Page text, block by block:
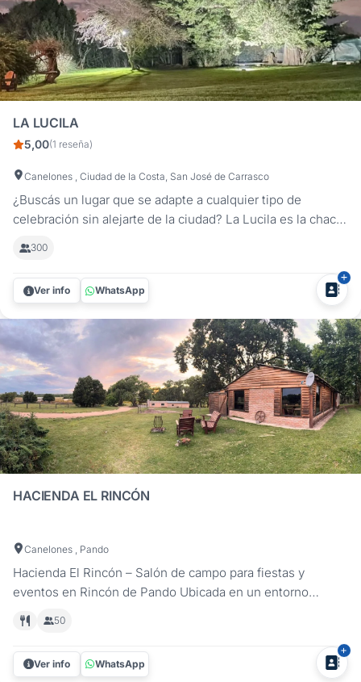
LA LUCILA
5,00(1 reseña)
Canelones , Ciudad de la Costa, San José de Carrasco
¿Buscás un lugar que se adapte a cualquier tipo de
celebración sin alejarte de la ciudad? La Lucila es la chacra
festejos sociales y corporativos, a solo 30 minutos de
Montevideo. Ubicados en San José de Carrasco,
combinamos infraestructura...
300
Ver info WhatsApp
HACIENDA EL RINCÓN
Canelones , Pando
Hacienda El Rincón – Salón de campo para fiestas y
eventos en Rincón de Pando Ubicada en un entorno
natural único, Hacienda El Rincón es el lugar ideal para
celebrar todo tipo de fiestas y eventos en Canelones. A
solo 30 minutos de Montevideo y a pocos minutos de
Pando y Empalme Olmos, ofrece...
50
Ver info WhatsApp